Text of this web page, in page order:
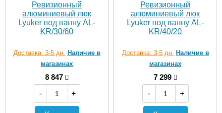
Ревизионный
алюминиевый люк
Lyuker под ванну AL-
KR/30/60
Доставка: 3-5 дн. Наличие в
магазинах
8 847
-
+
Ревизионный
алюминиевый люк
Lyuker под ванну AL-
KR/40/20
Доставка: 3-5 дн. Наличие в
магазинах
7 299
-
+